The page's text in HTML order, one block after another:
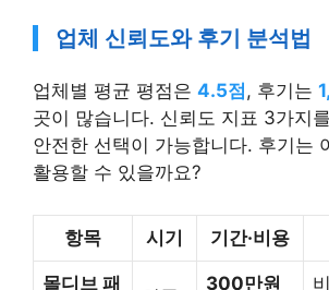
업체 신뢰도와 후기 분석법
업체별 평균 평점은 4.5점 , 후기는
곳이 많습니다. 신뢰도 지표 3가지
안전한 선택이 가능합니다. 후기는
활용할 수 있을까요?
항목 시기 기간·비용
몰디브 패
300만원